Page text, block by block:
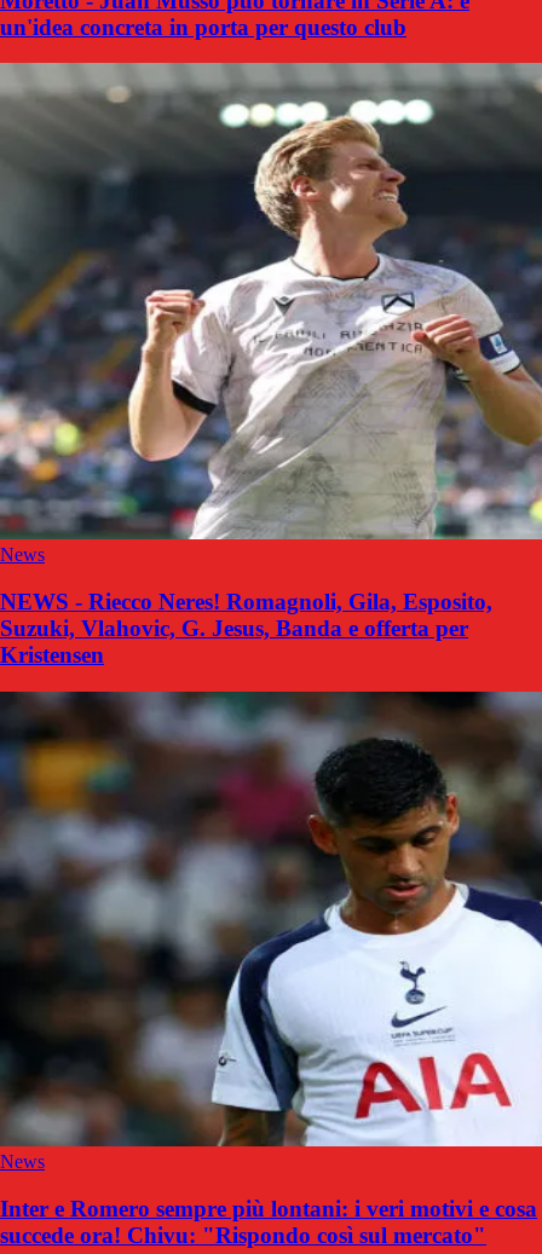
un'idea concreta in porta per questo club
News
NEWS - Riecco Neres! Romagnoli, Gila, Esposito,
Suzuki, Vlahovic, G. Jesus, Banda e offerta per
Kristensen
News
Inter e Romero sempre più lontani: i veri motivi e cosa
succede ora! Chivu: "Rispondo così sul mercato"